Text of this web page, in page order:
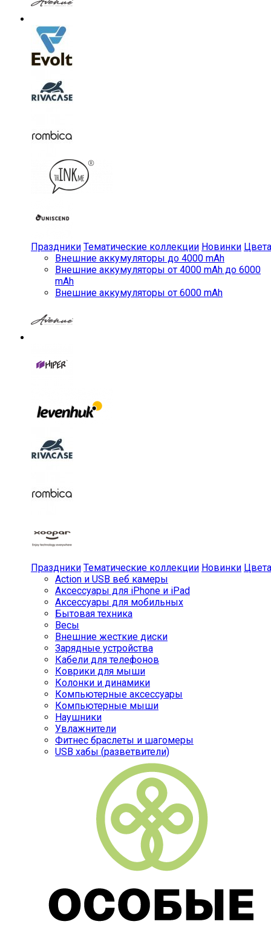
Праздники Тематические коллекции Новинки Цвета
Внешние аккумуляторы до 4000 mAh
Внешние аккумуляторы от 4000 mAh до 6000
mAh
Внешние аккумуляторы от 6000 mAh
Праздники Тематические коллекции Новинки Цвета
Action и USB веб камеры
Аксессуары для iPhone и iPad
Аксессуары для мобильных
Бытовая техника
Весы
Внешние жесткие диски
Зарядные устройства
Кабели для телефонов
Коврики для мыши
Колонки и динамики
Компьютерные аксессуары
Компьютерные мыши
Наушники
Увлажнители
Фитнес браслеты и шагомеры
USB хабы (разветвители)